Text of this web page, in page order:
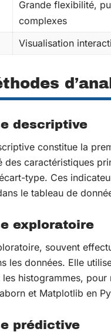
Grande flexibilité,
complexes
Visualisation
descriptive
constitue la
des caractéristiques
type. Ces
le tableau de
exploratoire
souvent
les données. Elle
histogrammes,
et Matplotlib en
prédictive